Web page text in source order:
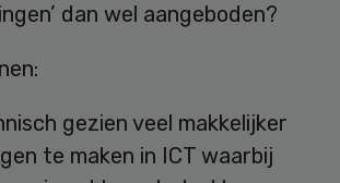
dan wel aangeboden?
gezien veel makkelijker
te maken in ICT waarbij